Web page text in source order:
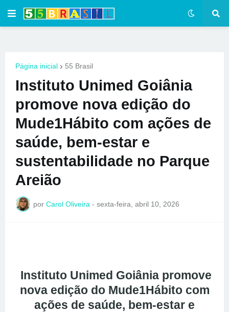
Página inicial 55 Brasil
Instituto Unimed Goiânia
promove nova edição do
Mude1Hábito com ações de
saúde, bem-estar e
sustentabilidade no Parque
Areião
por Carol Oliveira - sexta-feira, abril 10, 2026
Instituto Unimed Goiânia promove
nova edição do Mude1Hábito com
ações de saúde, bem-estar e